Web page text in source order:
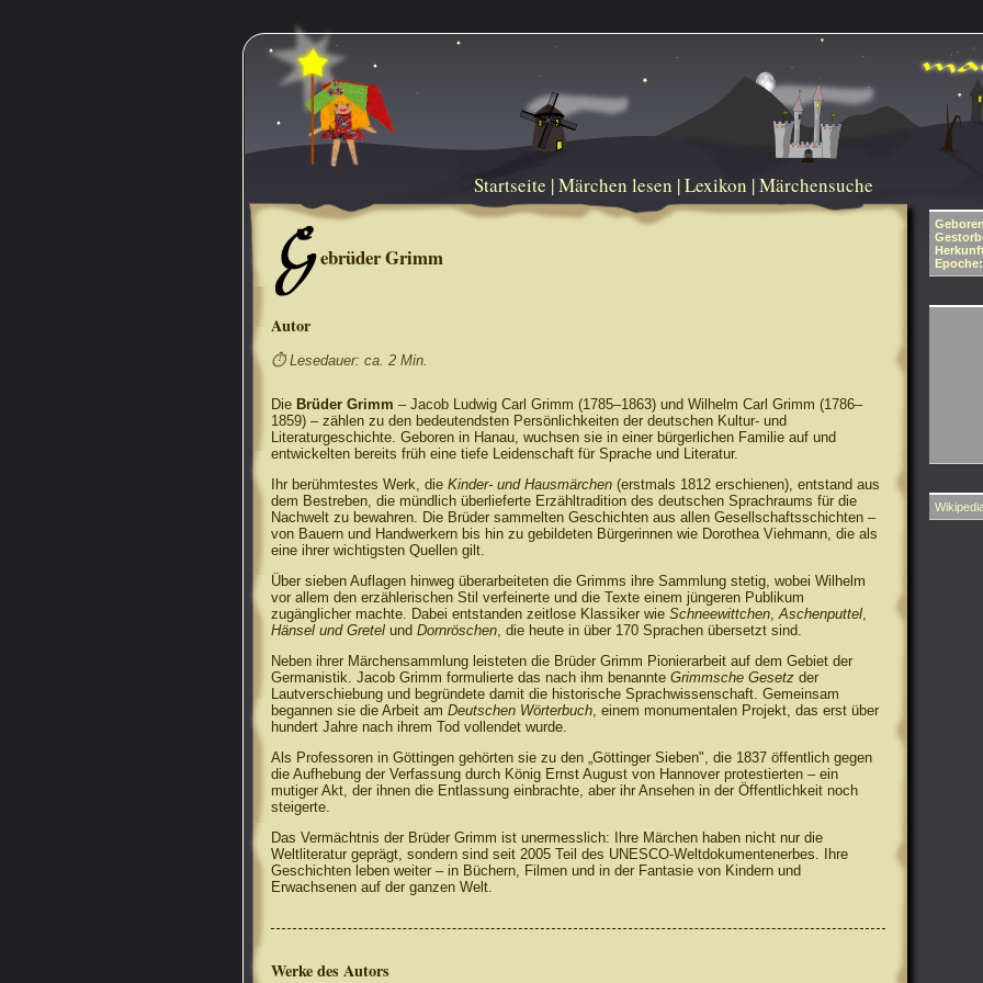
Startseite |Märchen lesen |Lexikon |Märchensuche
ebrüder Grimm
Autor
⏱ Lesedauer: ca. 2 Min.
Die Brüder Grimm – Jacob Ludwig Carl Grimm (1785–1863) und Wilhelm Carl Grimm (1786–
1859) – zählen zu den bedeutendsten Persönlichkeiten der deutschen Kultur- und
Literaturgeschichte. Geboren in Hanau, wuchsen sie in einer bürgerlichen Familie auf und
entwickelten bereits früh eine tiefe Leidenschaft für Sprache und Literatur.
Ihr berühmtestes Werk, die Kinder- und Hausmärchen (erstmals 1812 erschienen), entstand aus
dem Bestreben, die mündlich überlieferte Erzähltradition des deutschen Sprachraums für die
Nachwelt zu bewahren. Die Brüder sammelten Geschichten aus allen Gesellschaftsschichten –
von Bauern und Handwerkern bis hin zu gebildeten Bürgerinnen wie Dorothea Viehmann, die als
eine ihrer wichtigsten Quellen gilt.
Über sieben Auflagen hinweg überarbeiteten die Grimms ihre Sammlung stetig, wobei Wilhelm
vor allem den erzählerischen Stil verfeinerte und die Texte einem jüngeren Publikum
zugänglicher machte. Dabei entstanden zeitlose Klassiker wie Schneewittchen Aschenputtel
Hänsel und Gretel und Dornröschen , die heute in über 170 Sprachen übersetzt sind.
Neben ihrer Märchensammlung leisteten die Brüder Grimm Pionierarbeit auf dem Gebiet der
Germanistik. Jacob Grimm formulierte das nach ihm benannte Grimmsche Gesetz der
Lautverschiebung und begründete damit die historische Sprachwissenschaft. Gemeinsam
begannen sie die Arbeit am Deutschen Wörterbuch , einem monumentalen Projekt, das erst über
hundert Jahre nach ihrem Tod vollendet wurde.
Als Professoren in Göttingen gehörten sie zu den „Göttinger Sieben", die 1837 öffentlich gegen
die Aufhebung der Verfassung durch König Ernst August von Hannover protestierten – ein
mutiger Akt, der ihnen die Entlassung einbrachte, aber ihr Ansehen in der Öffentlichkeit noch
steigerte.
Das Vermächtnis der Brüder Grimm ist unermesslich: Ihre Märchen haben nicht nur die
Weltliteratur geprägt, sondern sind seit 2005 Teil des UNESCO-Weltdokumentenerbes. Ihre
Geschichten leben weiter – in Büchern, Filmen und in der Fantasie von Kindern und
Erwachsenen auf der ganzen Welt.
Werke des Autors
Epoche: